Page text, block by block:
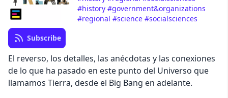
Cancel Save
#history #government&organizations
#regional #science #socialsciences
Subscribe
El reverso, los detalles, las anécdotas y las conexiones
de lo que ha pasado en este punto del Universo que
llamamos Tierra, desde el Big Bang en adelante.